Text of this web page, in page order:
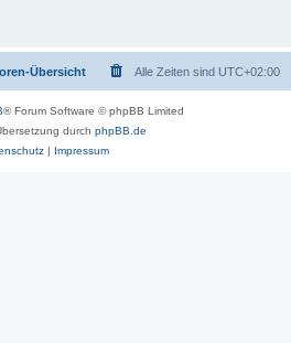
Übersicht Alle Zeiten sind UTC+02:00
® Forum Software © phpBB Limited
durch phpBB.de
| Impressum